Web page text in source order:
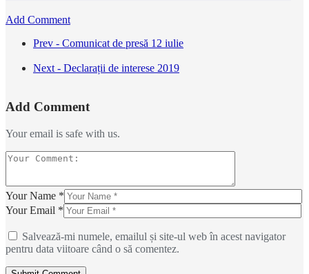
Add Comment
Prev - Comunicat de presă 12 iulie
Next - Declarații de interese 2019
Add Comment
Your email is safe with us.
Your Name *
Your Email *
Salvează-mi numele, emailul și site-ul web în acest navigator
pentru data viitoare când o să comentez.